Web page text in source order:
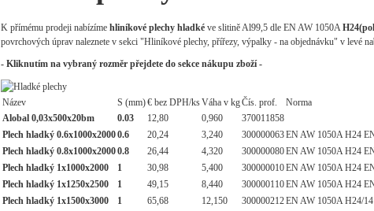
K přímému prodeji nabízíme hliníkové plechy hladké ve slitině Al99,5 dle EN AW 1050A
povrchových úprav naleznete v sekci "Hliníkové plechy, přířezy, výpalky - na objednávku" v levé
- Kliknutím na vybraný rozměr přejdete do sekce nákupu zboží -
Název S (mm)€ bez DPH/ksVáha v kgČís. prof. Norma
Alobal 0,03x500x20bm
0.03 12,80 0,960 370011858
Plech hladký 0.6x1000x20000.6 20,24 3,240 300000063EN AW 1050A H24
Plech hladký 0.8x1000x20000.8 26,44 4,320 300000080EN AW 1050A H24
Plech hladký 1x1000x2000
1 30,98 5,400 300000010EN AW 1050A H24
Plech hladký 1x1250x2500
1 49,15 8,440 300000110EN AW 1050A H24
Plech hladký 1x1500x3000
1 65,68 12,150 300000212EN AW 1050A H24/